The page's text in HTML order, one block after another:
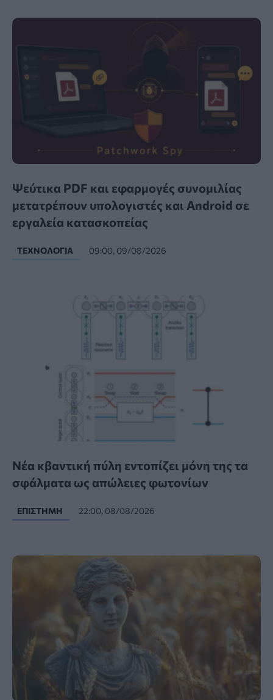
Ψεύτικα PDF και εφαρμογές συνομιλίας
μετατρέπουν υπολογιστές και Android σε
εργαλεία κατασκοπείας
ΤΕΧΝΟΛΟΓΊΑ 09:00, 09/08/2026
Νέα κβαντική πύλη εντοπίζει μόνη της τα
σφάλματα ως απώλειες φωτονίων
ΕΠΙΣΤΉΜΗ 22:00, 08/08/2026